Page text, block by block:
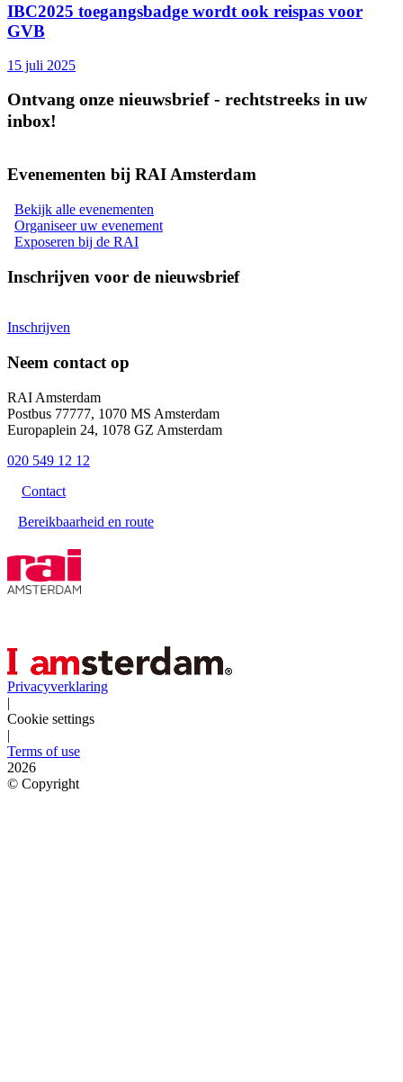
IBC2025 toegangsbadge wordt ook reispas voor
GVB
15 juli 2025
Ontvang onze nieuwsbrief - rechtstreeks in uw
inbox!
Evenementen bij RAI Amsterdam
Bekijk alle evenementen
Organiseer uw evenement
Exposeren bij de RAI
Inschrijven voor de nieuwsbrief
Inschrijven
Neem contact op
RAI Amsterdam
Postbus 77777, 1070 MS Amsterdam
Europaplein 24, 1078 GZ Amsterdam
020 549 12 12
Contact
Bereikbaarheid en route
Privacyverklaring
|
Cookie settings
|
Terms of use
2026
© Copyright